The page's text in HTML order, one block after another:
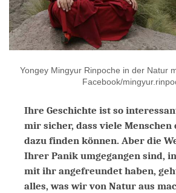
Yongey Mingyur Rinpoche in der Natur
Facebook/
Ihre Geschichte ist so
mir sicher, dass viele Menschen
dazu finden können. Aber die
Ihrer Panik umgegangen sind,
mit ihr angefreundet haben,
alles, was wir von Natur aus